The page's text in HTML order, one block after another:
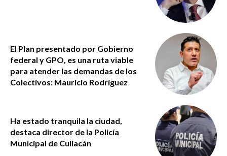
El Plan presentado por Gobierno
federal y GPO, es una ruta viable
para atender las demandas de los
Colectivos: Mauricio Rodríguez
Ha estado tranquila la ciudad,
destaca director de la Policía
Municipal de Culiacán